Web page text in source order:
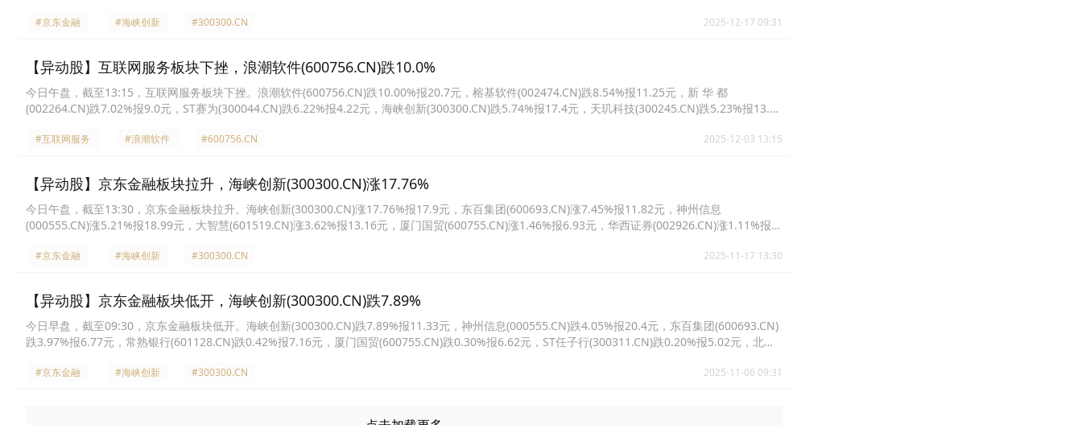
#京东金融 #海峡创新 #300300.CN 2025-12-17 09:31
【异动股】互联网服务板块下挫，浪潮软件(600756.CN)跌10.0%
今日午盘，截至13:15，互联网服务板块下挫。浪潮软件(600756.CN)跌10.00%报20.7元，榕基软件(002474.CN)跌8.54%报11.25元，新 华 都
(002264.CN)跌7.02%报9.0元，ST赛为(300044.CN)跌6.22%报4.22元，海峡创新(300300.CN)跌5.74%报17.4元，天玑科技(300245.CN)跌5.23%报13.94
#互联网服务 #浪潮软件 #600756.CN 2025-12-03 13:15
【异动股】京东金融板块拉升，海峡创新(300300.CN)涨17.76%
今日午盘，截至13:30，京东金融板块拉升。海峡创新(300300.CN)涨17.76%报17.9元，东百集团(600693.CN)涨7.45%报11.82元，神州信息
(000555.CN)涨5.21%报18.99元，大智慧(601519.CN)涨3.62%报13.16元，厦门国贸(600755.CN)涨1.46%报6.93元，华西证券(002926.CN)涨1.11%报
#京东金融 #海峡创新 #300300.CN 2025-11-17 13:30
【异动股】京东金融板块低开，海峡创新(300300.CN)跌7.89%
今日早盘，截至09:30，京东金融板块低开。海峡创新(300300.CN)跌7.89%报11.33元，神州信息(000555.CN)跌4.05%报20.4元，东百集团(600693.CN)
跌3.97%报6.77元，常熟银行(601128.CN)跌0.42%报7.16元，厦门国贸(600755.CN)跌0.30%报6.62元，ST任子行(300311.CN)跌0.20%报5.02元，北京
#京东金融 #海峡创新 #300300.CN 2025-11-06 09:31